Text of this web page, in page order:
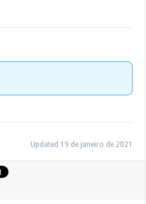
Updated 19 de janeiro de 2021